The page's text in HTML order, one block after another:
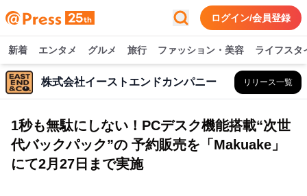
ログイン/会員登録
新着 エンタメ グルメ 旅行 ファッション・美容 ライフスタ
株式会社イーストエンドカンパニー リリース一覧
1秒も無駄にしない！PCデスク機能搭載“次世
代バックパック”の 予約販売を「Makuake」
にて2月27日まで実施